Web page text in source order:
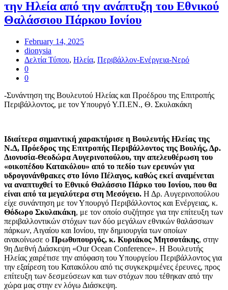
την Ηλεία από την ανάπτυξη του Εθνικού
Θαλάσσιου Πάρκου Ιονίου
February 14, 2025
dionysia
Δελτία Τύπου, Ηλεία, Περιβάλλον-Ενέργεια-Νερό
0
0
-Συνάντηση της Βουλευτού Ηλείας και Προέδρου της Επιτροπής
Περιβάλλοντος, με τον Υπουργό Υ.Π.ΕΝ., Θ. Σκυλακάκη
Ιδιαίτερα σημαντική χαρακτήρισε η Βουλευτής Ηλείας της
Ν.Δ, Πρόεδρος της Επιτροπής Περιβάλλοντος της Βουλής, Δρ.
Διονυσία-Θεοδώρα Αυγερινοπούλου, την απελευθέρωση του
«οικοπέδου Κατακόλου» από το πεδίο των ερευνών για
υδρογονάνθρακες στο Ιόνιο Πέλαγος, καθώς εκεί αναμένεται
να αναπτυχθεί το Εθνικό Θαλάσσιο Πάρκο του Ιονίου, που θα
είναι από τα μεγαλύτερα στη Μεσόγειο. Η Δρ. Αυγερινοπούλου
είχε συνάντηση με τον Υπουργό Περιβάλλοντος και Ενέργειας, κ.
Θόδωρο Σκυλακάκη, με τον οποίο συζήτησε για την επίτευξη των
περιβαλλοντικών στόχων των δύο μεγάλων εθνικών θαλάσσιων
πάρκων, Αιγαίου και Ιονίου, την δημιουργία των οποίων
ανακοίνωσε ο Πρωθυπουργός, κ. Κυριάκος Μητσοτάκης, στην
9η Διεθνή Διάσκεψη «Our Ocean Conference». Η Βουλευτής
Ηλείας χαιρέτισε την απόφαση του Υπουργείου Περιβάλλοντος για
την εξαίρεση του Κατακόλου από τις συγκεκριμένες έρευνες, προς
επίτευξη των δεσμεύσεων και των στόχων που τέθηκαν από την
χώρα μας στην εν λόγω Διάσκεψη.